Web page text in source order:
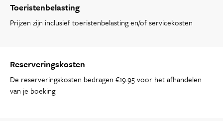
Toeristenbelasting
Prijzen zijn inclusief toeristenbelasting en/of servicekosten
Reserveringskosten
De reserveringskosten bedragen €19.95 voor het afhandelen
van je boeking